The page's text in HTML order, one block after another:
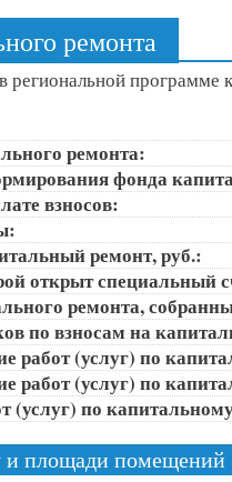
ремонта
ремонта:
фонда
взносов:
ремонт, руб.:
открыт специальный
ремонта,
по взносам на
работ (услуг) по
работ (услуг) по
(услуг) по
и площади помещений